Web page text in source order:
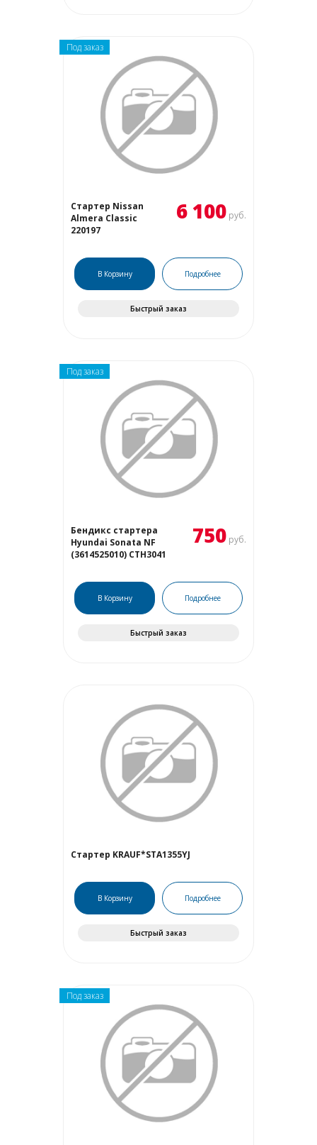
Под заказ
Стартер Nissan
Almera Classic
220197
6 100 руб.
В Корзину Подробнее
Быстрый заказ
Под заказ
Бендикс стартера
Hyundai Sonata NF
(3614525010) CTH3041
750 руб.
В Корзину Подробнее
Быстрый заказ
Стартер KRAUF*STA1355YJ
В Корзину Подробнее
Быстрый заказ
Под заказ